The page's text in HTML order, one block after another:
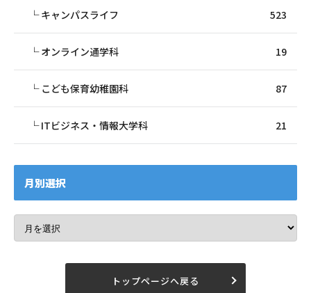
キャンパスライフ 523
オンライン通学科 19
こども保育幼稚園科 87
ITビジネス・情報大学科 21
月別選択
トップページへ戻る